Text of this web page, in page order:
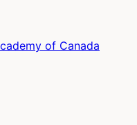
of Canada